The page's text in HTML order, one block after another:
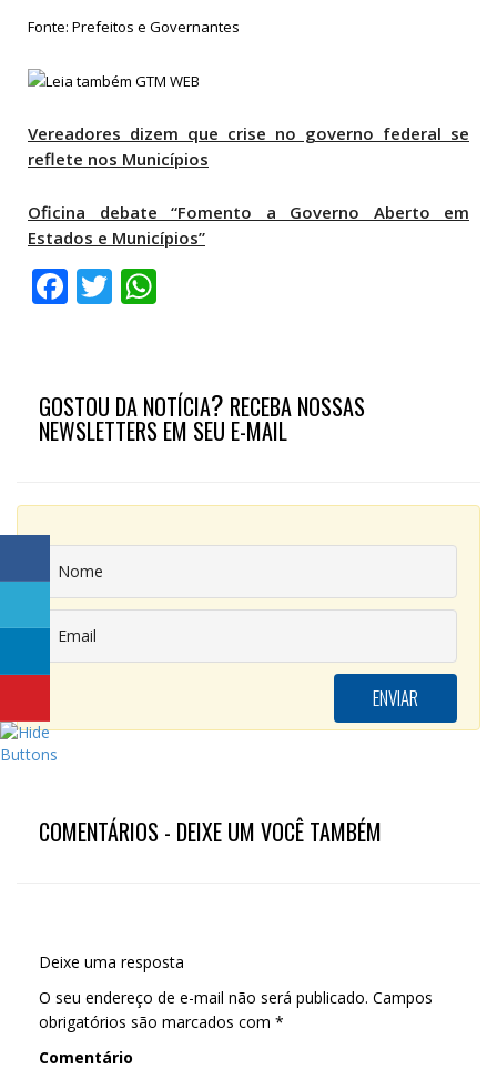
Fonte: Prefeitos e Governantes
Vereadores dizem que crise no governo federal se
reflete nos Municípios
Oficina debate “Fomento a Governo Aberto em
Estados e Municípios”
FacebookTwitter
GOSTOU DA NOTÍCIA? RECEBA NOSSAS
NEWSLETTERS EM SEU E-MAIL
COMENTÁRIOS - DEIXE UM VOCÊ TAMBÉM
Deixe uma resposta
O seu endereço de e-mail não será publicado. Campos
obrigatórios são marcados com *
Comentário